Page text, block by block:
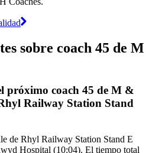
sobre coach 45 de M
próximo coach 45 de M &
Railway Station Stand
de Rhyl Railway Station Stand E
Hospital (10:04). El tiempo total